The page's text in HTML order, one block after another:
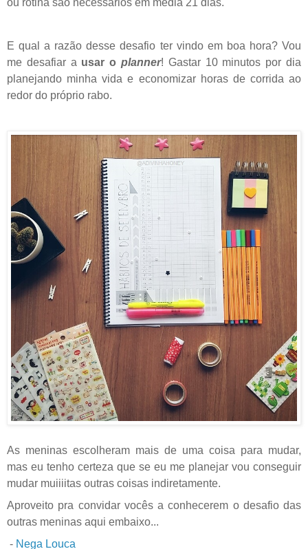
ou rotina são necessários em média 21 dias.
E qual a razão desse desafio ter vindo em boa hora? Vou
me desafiar a usar oplanner! Gastar 10 minutos por dia
planejando minha vida e economizar horas de corrida ao
redor do próprio rabo.
As meninas escolheram mais de uma coisa para mudar,
mas eu tenho certeza que se eu me planejar vou conseguir
mudar muiiiitas outras coisas indiretamente.
Aproveito pra convidar vocês a conhecerem o desafio das
outras meninas aqui embaixo...
- Nega Louca